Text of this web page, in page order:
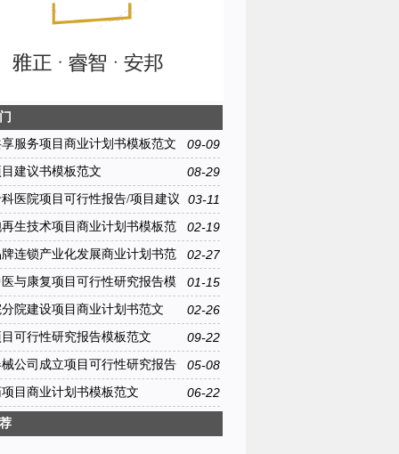
09-09
服务项目商业计划书模板范文
08-29
建议书模板范文
03-11
医院项目可行性报告/项目建议
纲
02-19
生技术项目商业计划书模板范
02-27
连锁产业化发展商业计划书范
01-15
与康复项目可行性研究报告模
02-26
院建设项目商业计划书范文
09-22
可行性研究报告模板范文
05-08
公司成立项目可行性研究报告
06-22
目商业计划书模板范文